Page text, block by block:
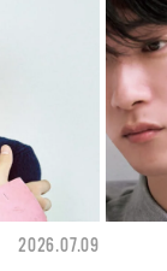
2026.07.09